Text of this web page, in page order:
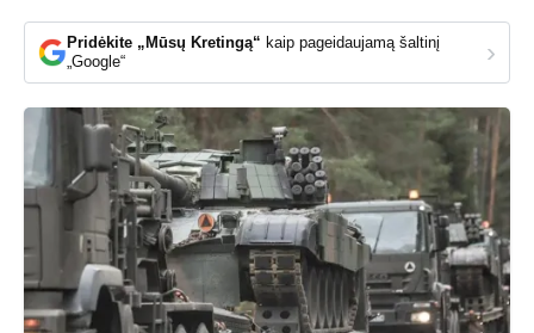
Pridėkite „Mūsų Kretingą“ kaip pageidaujamą šaltinį
„Google“
›